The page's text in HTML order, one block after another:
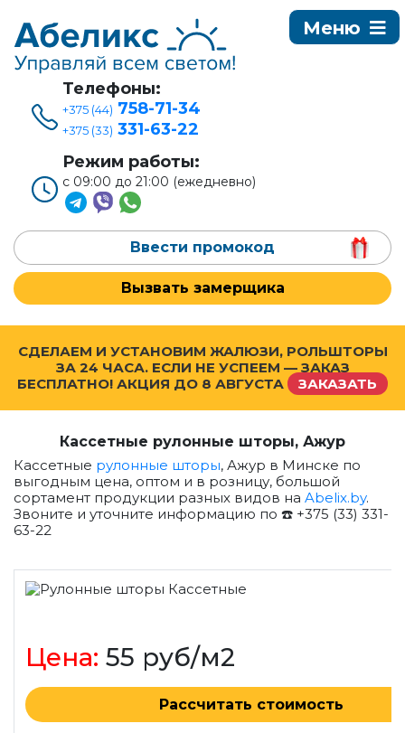
Телефоны:
+375 (44) 758-71-34
+375 (33) 331-63-22
Режим работы:
с 09:00 до 21:00 (ежедневно)
Ввести промокод
Вызвать замерщика
СДЕЛАЕМ И УСТАНОВИМ ЖАЛЮЗИ, РОЛЬШТОРЫ
ЗА 24 ЧАСА. ЕСЛИ НЕ УСПЕЕМ — ЗАКАЗ
БЕСПЛАТНО! АКЦИЯ ДО 8 АВГУСТА ЗАКАЗАТЬ
Кассетные рулонные шторы, Ажур
Кассетные рулонные шторы, Ажур в Минске по
выгодным цена, оптом и в розницу, большой
сортамент продукции разных видов на Abelix.by.
Звоните и уточните информацию по ☎️ +375 (33) 331-
63-22
Цена: 55 руб/м2
Рассчитать стоимость